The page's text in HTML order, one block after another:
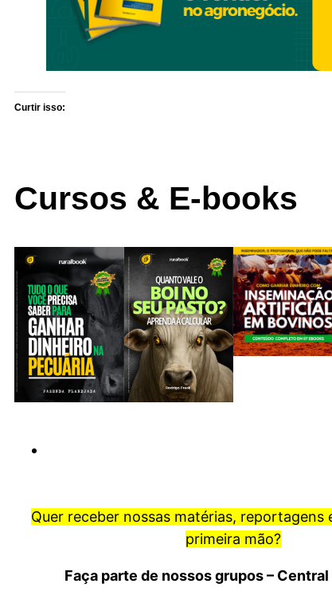
Curtir isso:
Cursos & E-books
Quer receber nossas matérias, reportagens
primeira mão?
Faça parte de nossos grupos –